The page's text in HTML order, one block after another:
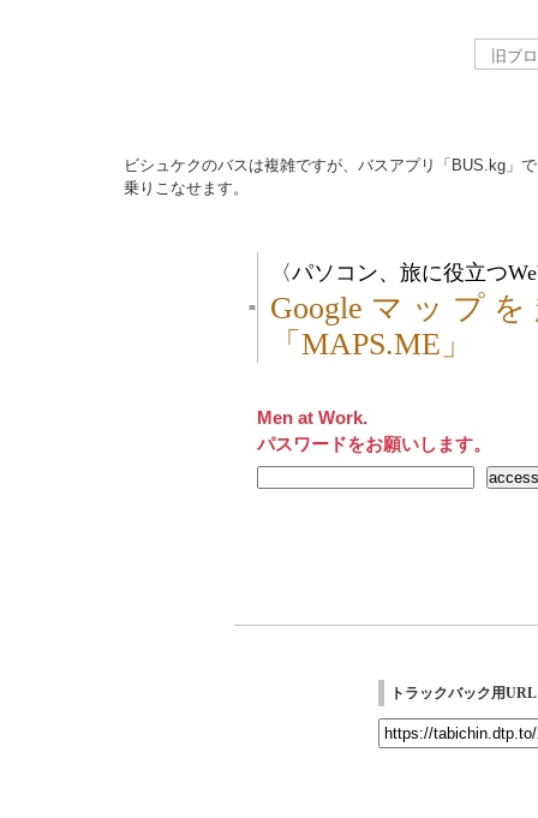
ビシュケクのバスは複雑ですが、バスアプリ「BUS.kg」で
乗りこなせます。
■
〈パソコン、旅に役立つ
Googleマップ
「MAPS.ME」
Men at Work.
パスワードをお願いします。
トラックバック用URL